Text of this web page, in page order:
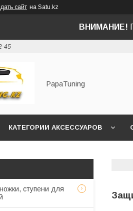
сайт на Satu.kz
ВНИМАНИЕ!
45
PapaTuning
КАТЕГОРИИ АКСЕССУАРОВ
ступени для